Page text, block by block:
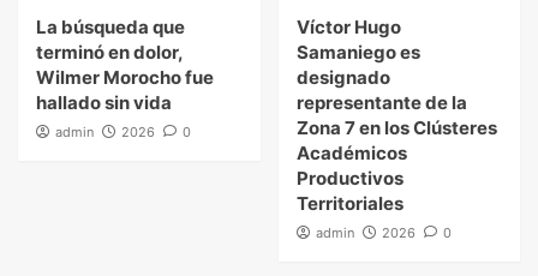
La búsqueda que
terminó en dolor,
Wilmer Morocho fue
hallado sin vida
admin 2026 0
Víctor Hugo
Samaniego es
designado
representante de la
Zona 7 en los Clústeres
Académicos
Productivos
Territoriales
admin 2026 0